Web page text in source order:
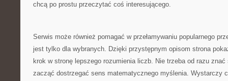
chcą po prostu przeczytać coś interesującego.
Serwis może również pomagać w przełamywaniu popularnego
jest tylko dla wybranych. Dzięki przystępnym opisom strona
krok w stronę lepszego rozumienia liczb. Nie trzeba od razu
zacząć dostrzegać sens matematycznego myślenia. Wystarczy